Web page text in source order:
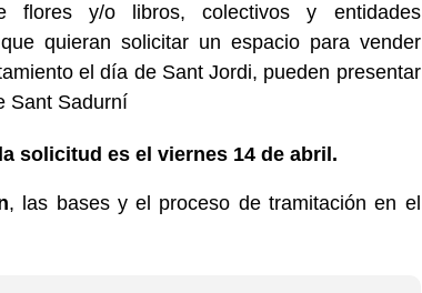
flores y/o libros, colectivos y entidades
quieran solicitar un espacio para vender
el día de Sant Jordi, pueden presentar
Sant Sadurní
solicitud es el viernes 14 de abril.
, las bases y el proceso de tramitación en el